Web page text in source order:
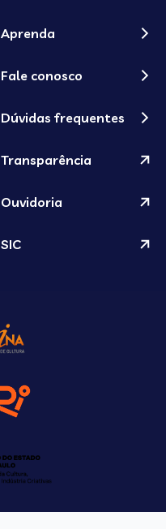
Aprenda
Fale conosco
Dúvidas frequentes
Transparência
Ouvidoria
SIC